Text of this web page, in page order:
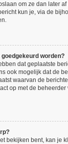
om ze dan later af
kun je, via de
worden?
dat geplaatste
ook mogelijk dat de
waarvan de
op met de beheerder
bekijken bent, kan je